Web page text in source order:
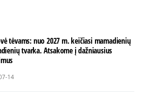
tėvams: nuo 2027 m. keičiasi mamadienių
tvarka. Atsakome į dažniausius
14